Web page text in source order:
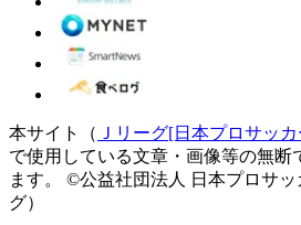
本サイト（ Ｊリーグ[日本プロサッ
で使用している文章・画像等の無断
ます。
©公益社団法人 日本プロサ
グ）